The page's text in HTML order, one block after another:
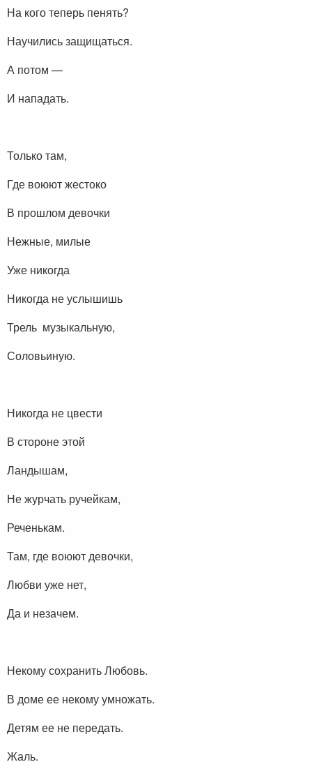
На кого теперь пенять?
Научились защищаться.
А потом —
И нападать.
Только там,
Где воюют жестоко
В прошлом девочки
Нежные, милые
Уже никогда
Никогда не услышишь
Трель музыкальную,
Соловьиную.
Никогда не цвести
В стороне этой
Ландышам,
Не журчать ручейкам,
Реченькам.
Там, где воюют девочки,
Любви уже нет,
Да и незачем.
Некому сохранить Любовь.
В доме ее некому умножать.
Детям ее не передать.
Жаль.